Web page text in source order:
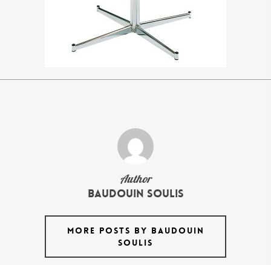
Author
Baudouin Soulis
MORE POSTS BY BAUDOUIN
SOULIS